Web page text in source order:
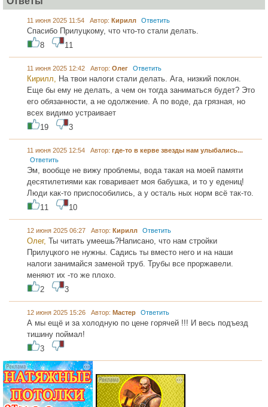
11 июня 2025 11:54 Автор: Кирилл Ответить
Спасибо Прилуцкому, что что-то стали делать.
8
11
11 июня 2025 12:42 Автор: Олег Ответить
Кирилл, На твои налоги стали делать. Ага, низкий поклон.
Еще бы ему не делать, а чем он тогда заниматься будет? Это
его обязанности, а не одолжение. А по воде, да грязная, но
всех видимо устраивает
19
3
11 июня 2025 12:54 Автор: где-то в керве звезды нам улыбались...
Ответить
Эм, вообще не вижу проблемы, вода такая на моей памяти
десятилетиями как говаривает моя бабушка, и то у едениц!
Люди как-то приспособились, а у осталь ных норм всё так-то.
11
10
12 июня 2025 06:27 Автор: Кирилл Ответить
Олег, Ты читать умеешь?Написано, что нам стройки
Прилуцкого не нужны. Садись ты вместо него и на наши
налоги занимайся заменой труб. Трубы все проржавели.
меняют их -то же плохо.
2
3
12 июня 2025 15:26 Автор: Мастер Ответить
А мы ещё и за холодную по цене горячей !!! И весь подъезд
тишину поймал!
3